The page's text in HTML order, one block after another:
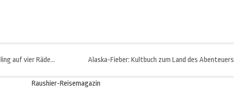
Hygiene auf Reisen: Hotelzimmer-Feeling auf vier Rädern Alaska-Fieber: Kultbuch zum Land des Abenteuers
Raushier-Reisemagazin